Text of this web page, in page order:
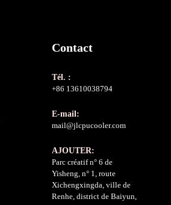
Contact
Tél. :
+86 13610038794
E-mail:
mail@jlcpucooler.com
AJOUTER:
Parc créatif n° 6 de
Yisheng, n° 1, route
Xichengxingda, ville de
Renhe, district de Baiyun,